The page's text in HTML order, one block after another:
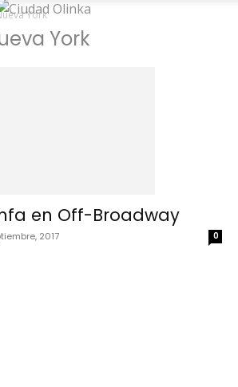
York
York
en Off-Broadway
2017 0